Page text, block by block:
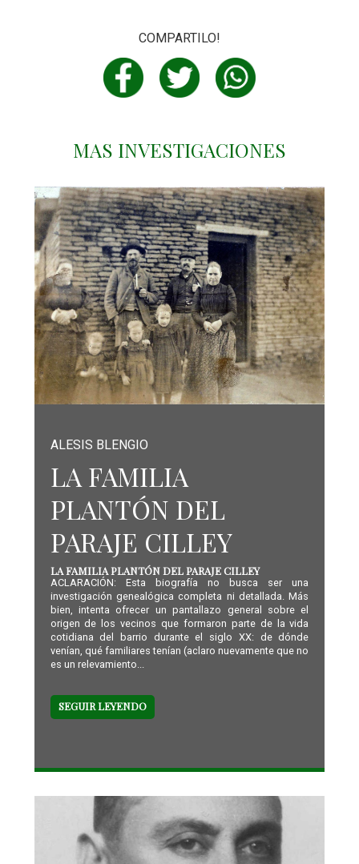
COMPARTILO!
MAS INVESTIGACIONES
ALESIS BLENGIO
LA FAMILIA
PLANTÓN DEL
PARAJE CILLEY
LA FAMILIA PLANTÓN DEL PARAJE CILLEY
ACLARACIÓN: Esta biografía no busca ser una
investigación genealógica completa ni detallada. Más
bien, intenta ofrecer un pantallazo general sobre el
origen de los vecinos que formaron parte de la vida
cotidiana del barrio durante el siglo XX: de dónde
venían, qué familiares tenían (aclaro nuevamente que no
es un relevamiento...
SEGUIR LEYENDO